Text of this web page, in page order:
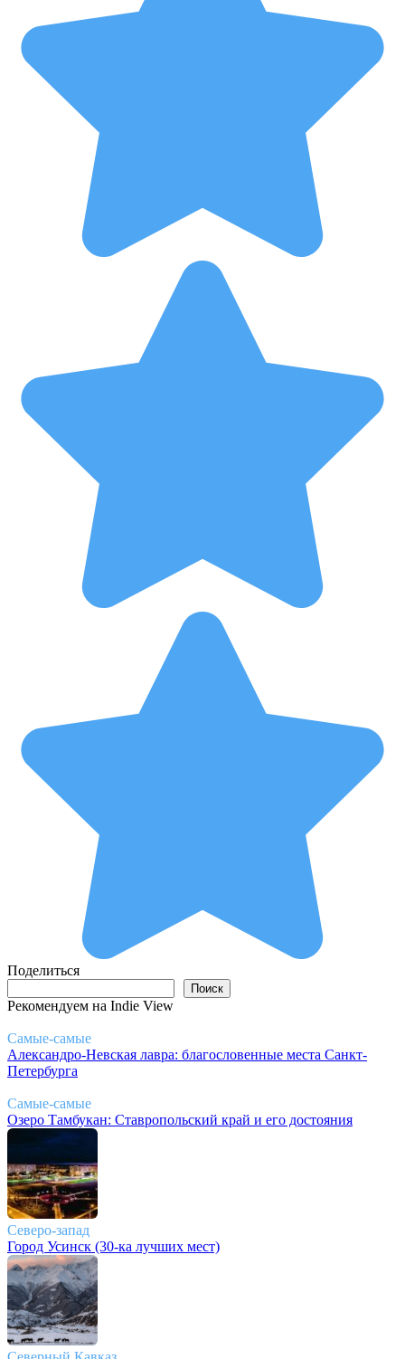
Поделиться
Поиск
Рекомендуем на Indie View
Самые-самые
Александро-Невская лавра: благословенные места Санкт-
Петербурга
Самые-самые
Озеро Тамбукан: Ставропольский край и его достояния
Северо-запад
Город Усинск (30-ка лучших мест)